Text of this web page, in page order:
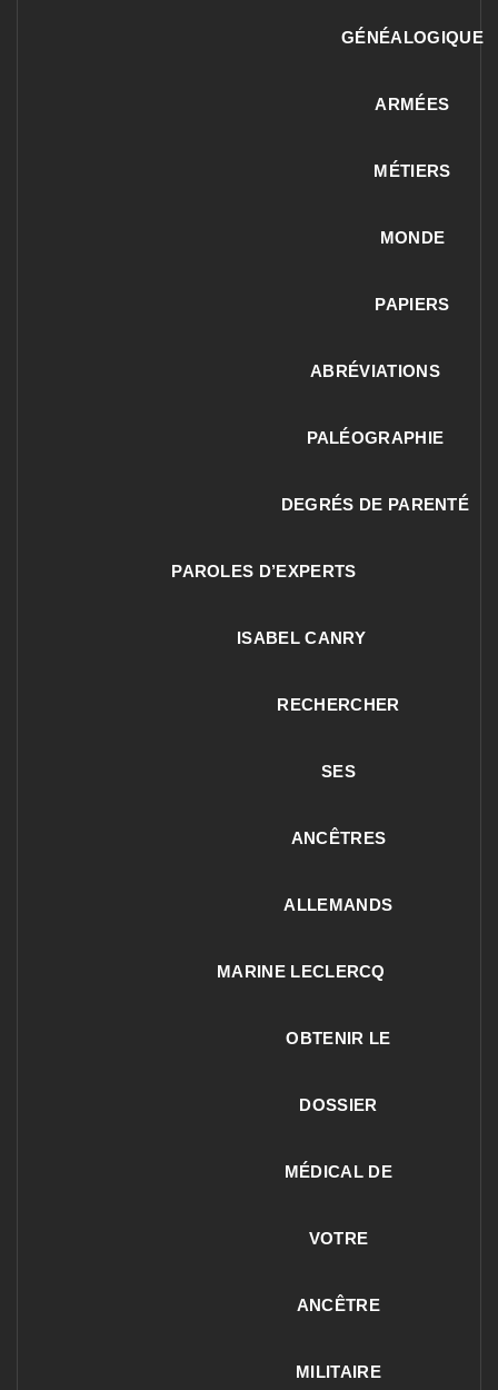
GÉNÉALOGIQUE
ARMÉES
MÉTIERS
MONDE
PAPIERS
ABRÉVIATIONS
PALÉOGRAPHIE
DEGRÉS DE PARENTÉ
PAROLES D’EXPERTS
ISABEL CANRY
RECHERCHER
SES
ANCÊTRES
ALLEMANDS
MARINE LECLERCQ
OBTENIR LE
DOSSIER
MÉDICAL DE
VOTRE
ANCÊTRE
MILITAIRE